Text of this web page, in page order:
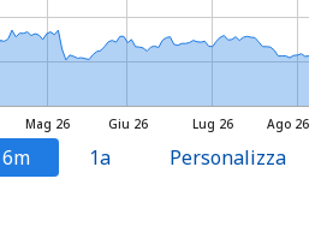
Mag 26 Lug 26
Giu 26 Ago 26
6m 1a Personalizza